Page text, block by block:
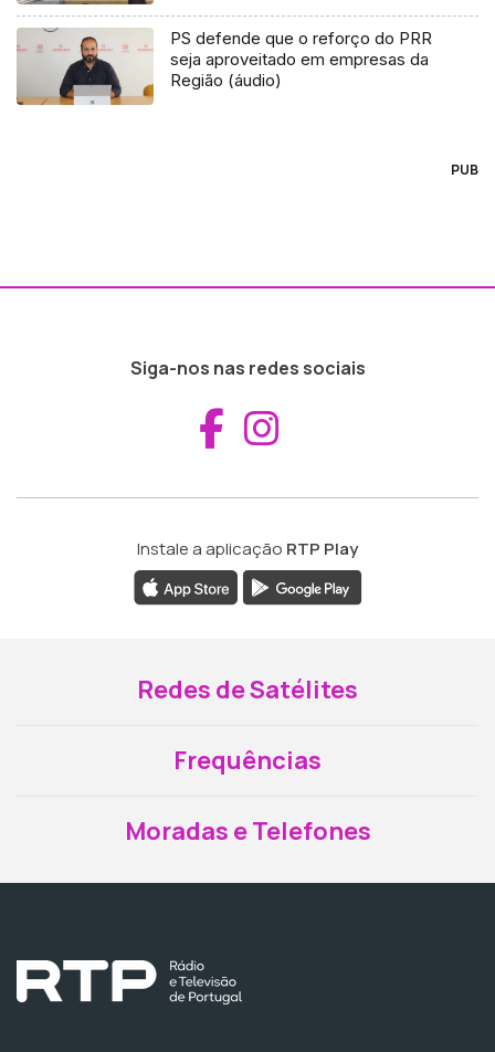
PS defende que o reforço do PRR
seja aproveitado em empresas da
Região (áudio)
PUB
Siga-nos nas redes sociais
Aceder ao
Instale a aplicação RTP Play
Redes de Satélites
Frequências
Moradas e Telefones